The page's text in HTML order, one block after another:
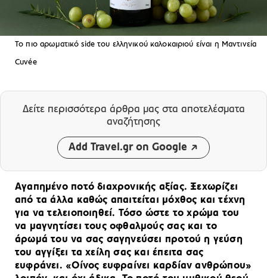
To πιο αρωματικό side του ελληνικού καλοκαιριού είναι η Μαντινεία
Cuvée
Δείτε περισσότερα άρθρα μας στα αποτελέσματα
αναζήτησης
Add Travel.gr on Google
Αγαπημένο ποτό διαχρονικής αξίας. Ξεχωρίζει
από τα άλλα καθώς απαιτείται μόχθος και τέχνη
για να τελειοποιηθεί. Τόσο ώστε το χρώμα του
να μαγνητίσει τους οφθαλμούς σας και το
άρωμά του να σας σαγηνεύσει προτού η γεύση
του αγγίξει τα χείλη σας και έπειτα σας
ευφράνει. «Οίνος ευφραίνει καρδίαν ανθρώπου»